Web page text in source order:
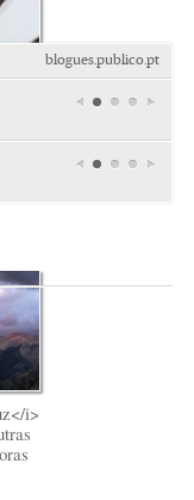
i>
blogues.publico.pt
Saïdia
além da
Pereira
Transnístria
Rui Barbosa Batista